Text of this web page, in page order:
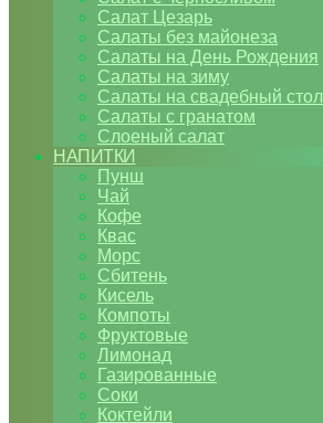
Салат Цезарь
Салаты без майонеза
Салаты на День Рождения
Салаты на зиму
Салаты на свадебный стол
Салаты с гранатом
Слоеный салат
НАПИТКИ
Пунш
Чай
Кофе
Квас
Морс
Сбитень
Кисель
Компоты
Фруктовые
Лимонад
Газированные
Соки
Коктейли